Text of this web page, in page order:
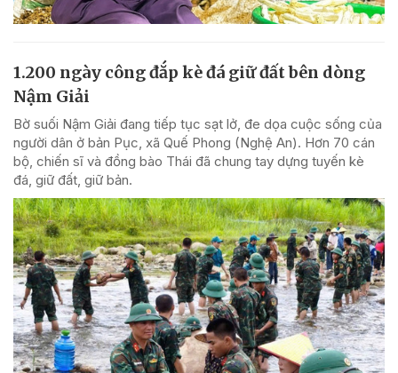
1.200 ngày công đắp kè đá giữ đất bên dòng
Nậm Giải
Bờ suối Nậm Giải đang tiếp tục sạt lở, đe dọa cuộc sống của
người dân ở bản Pục, xã Quế Phong (Nghệ An). Hơn 70 cán
bộ, chiến sĩ và đồng bào Thái đã chung tay dựng tuyến kè
đá, giữ đất, giữ bản.